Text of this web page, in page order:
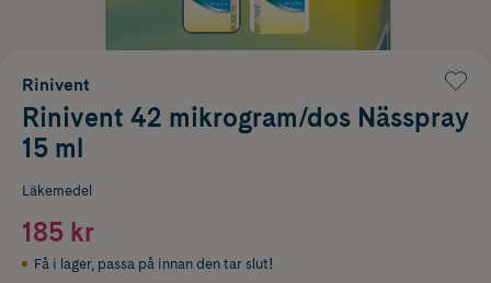
Rinivent
Rinivent 42 mikrogram/dos Nässpray
15 ml
Läkemedel
185 kr
Få i lager, passa på innan den tar slut!